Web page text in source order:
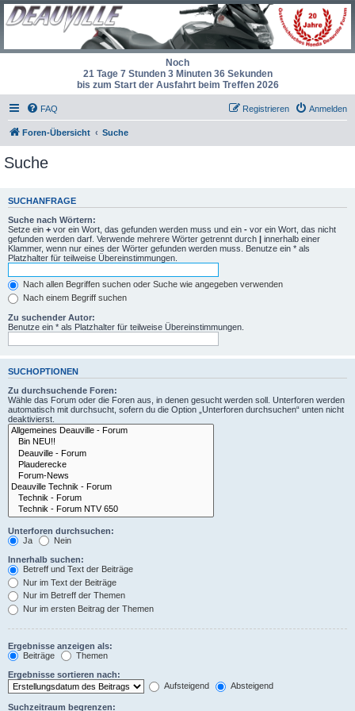
Noch
21 Tage 7 Stunden 3 Minuten 36 Sekunden
bis zum Start der Ausfahrt beim Treffen 2026
FAQ Anmelden
Registrieren
Foren-Übersicht Suche
Suche
SUCHANFRAGE
Suche nach Wörtern:
Setze ein + vor ein Wort, das gefunden werden muss und ein - vor ein Wort, das nicht
gefunden werden darf. Verwende mehrere Wörter getrennt durch
innerhalb einer
Klammer, wenn nur eines der Wörter gefunden werden muss. Benutze ein * als
Platzhalter für teilweise Übereinstimmungen.
Nach allen Begriffen suchen oder Suche wie angegeben verwenden
Nach einem Begriff suchen
Zu suchender Autor:
Benutze ein * als Platzhalter für teilweise Übereinstimmungen.
SUCHOPTIONEN
Zu durchsuchende Foren:
Wähle das Forum oder die Foren aus, in denen gesucht werden soll. Unterforen werden
automatisch mit durchsucht, sofern du die Option „Unterforen durchsuchen“ unten nicht
deaktivierst.
Unterforen durchsuchen:
Ja
Nein
Innerhalb suchen:
Betreff und Text der Beiträge
Nur im Text der Beiträge
Nur im Betreff der Themen
Nur im ersten Beitrag der Themen
Ergebnisse anzeigen als:
Beiträge
Themen
Ergebnisse sortieren nach:
Aufsteigend
Absteigend
Suchzeitraum begrenzen: